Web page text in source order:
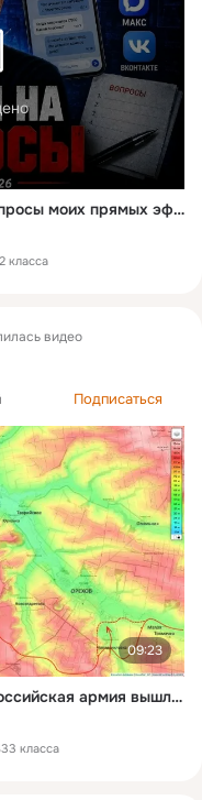
Война на Украине в ответах на вопросы моих прямых эфирах 03-05.08.26…
класса
видео
Подписаться
09:23
Война на Украине (на 07.08.26): российская армия вышла к окраинам Орехова…
класса